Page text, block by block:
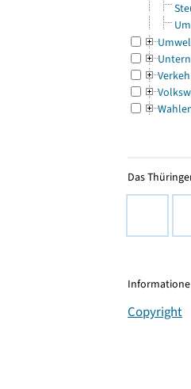
Das
Copyright